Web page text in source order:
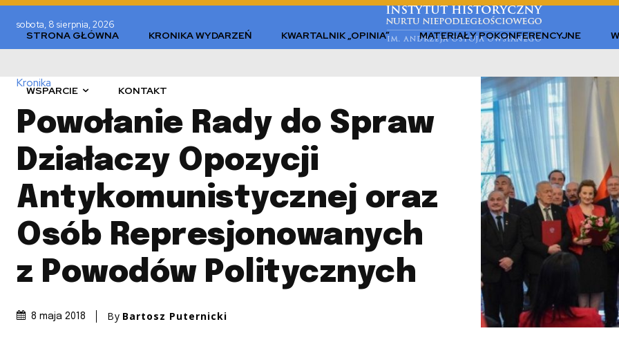
sobota, 8 sierpnia, 2026
STRONA GŁÓWNA KRONIKA WYDARZEŃ KWARTALNIK „OPINIA” MATERIAŁY POKONFERENCYJNE
WSPARCIE KONTAKT
Kronika
Powołanie Rady do Spraw
Działaczy Opozycji
Antykomunistycznej oraz
Osób Represjonowanych
z Powodów Politycznych
8 maja 2018 By Bartosz Puternicki